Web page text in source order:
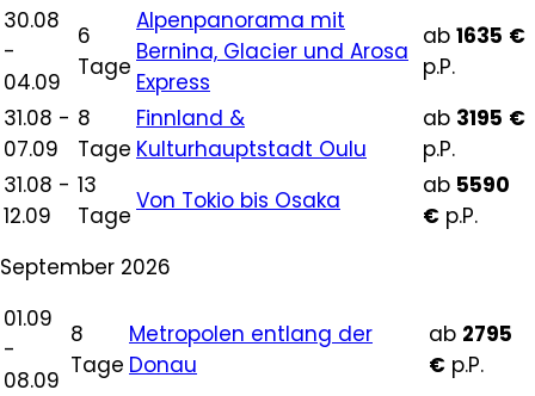
30.08
-
04.09
6
Tage
Alpenpanorama mit
Bernina, Glacier und Arosa
Express
ab 1635 €
p.P.
31.08 -
07.09
8
Tage
Finnland &
Kulturhauptstadt Oulu
ab 3195 €
p.P.
31.08 -
12.09
13
Tage
Von Tokio bis Osaka
ab 5590
€ p.P.
September 2026
01.09
-
08.09
8
Tage
Metropolen entlang der
Donau
ab 2795
€ p.P.